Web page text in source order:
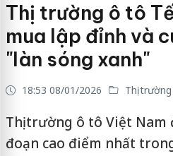
Thị trường ô tô
mua lập đỉnh và
"làn sóng xanh"
18:53 08/01/2026 Thị trường
Thị trường ô tô Việt Nam
đoạn cao điểm nhất